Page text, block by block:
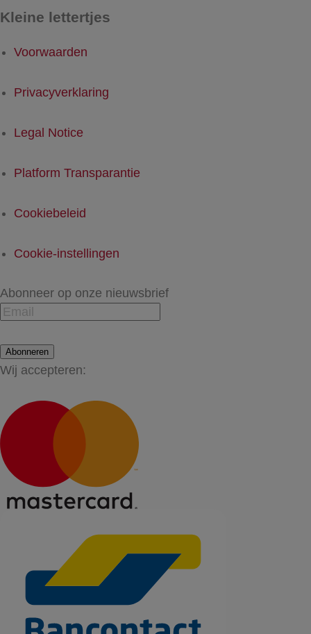
Kleine lettertjes
Voorwaarden
Privacyverklaring
Legal Notice
Platform Transparantie
Cookiebeleid
Cookie-instellingen
Abonneer op onze nieuwsbrief
Abonneren
Wij accepteren: